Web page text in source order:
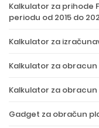
Kalkulator za prihode
periodu od 2015 do
Kalkulator za
Kalkulator za obracun
Kalkulator za obracun
Gadget za obračun